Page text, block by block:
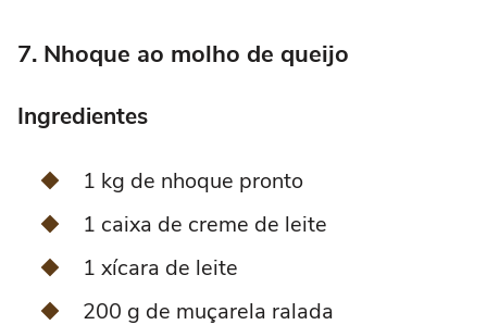
7. Nhoque ao molho de queijo
Ingredientes
1 kg de nhoque pronto
1 caixa de creme de leite
1 xícara de leite
200 g de muçarela ralada